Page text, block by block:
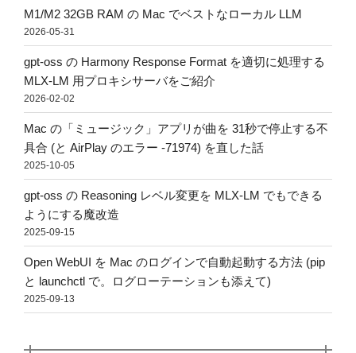
M1/M2 32GB RAM の Mac でベストなローカル LLM
2026-05-31
gpt-oss の Harmony Response Format を適切に処理する
MLX-LM 用プロキシサーバをご紹介
2026-02-02
Mac の「ミュージック」アプリが曲を 31秒で停止する不
具合 (と AirPlay のエラー -71974) を直した話
2025-10-05
gpt-oss の Reasoning レベル変更を MLX-LM でもできる
ようにする魔改造
2025-09-15
Open WebUI を Mac のログインで自動起動する方法 (pip
と launchctl で。ログローテーションも添えて)
2025-09-13